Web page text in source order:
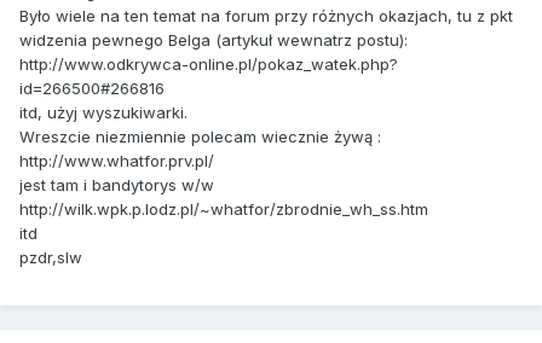
Było wiele na ten temat na forum przy różnych okazjach, tu z pkt
widzenia pewnego Belga (artykuł wewnatrz postu):
http://www.odkrywca-online.pl/pokaz_watek.php?
id=266500#266816
itd, użyj wyszukiwarki.
Wreszcie niezmiennie polecam wiecznie żywą :
http://www.whatfor.prv.pl/
jest tam i bandytorys w/w
http://wilk.wpk.p.lodz.pl/~whatfor/zbrodnie_wh_ss.htm
itd
pzdr,slw